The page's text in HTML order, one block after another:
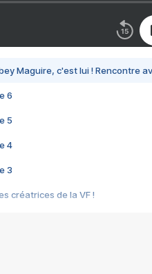
Maguire, c'est lui ! Rencontre
6
5
4
3
créatrices de la VF !